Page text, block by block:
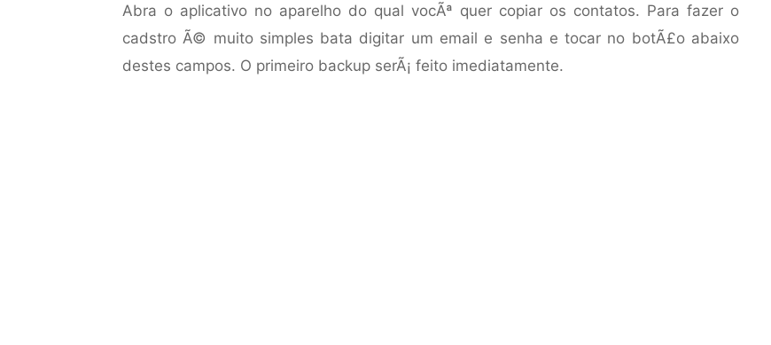
Abra o aplicativo no aparelho do qual vocÃª quer copiar os contatos. Para fazer o
cadstro Ã© muito simples bata digitar um email e senha e tocar no botÃ£o abaixo
destes campos. O primeiro backup serÃ¡ feito imediatamente.